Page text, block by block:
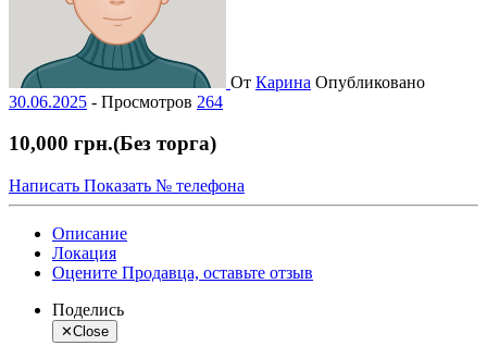
От Карина Опубликовано
30.06.2025 - Просмотров 264
10,000 грн.(Без торга)
Написать Показать № телефона
Описание
Локация
Оцените Продавца, оставьте отзыв
Поделись
✕Close